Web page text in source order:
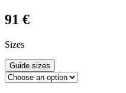
91 €
Sizes
Guide sizes